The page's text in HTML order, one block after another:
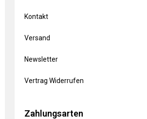
Kontakt
Versand
Newsletter
Vertrag Widerrufen
Zahlungsarten